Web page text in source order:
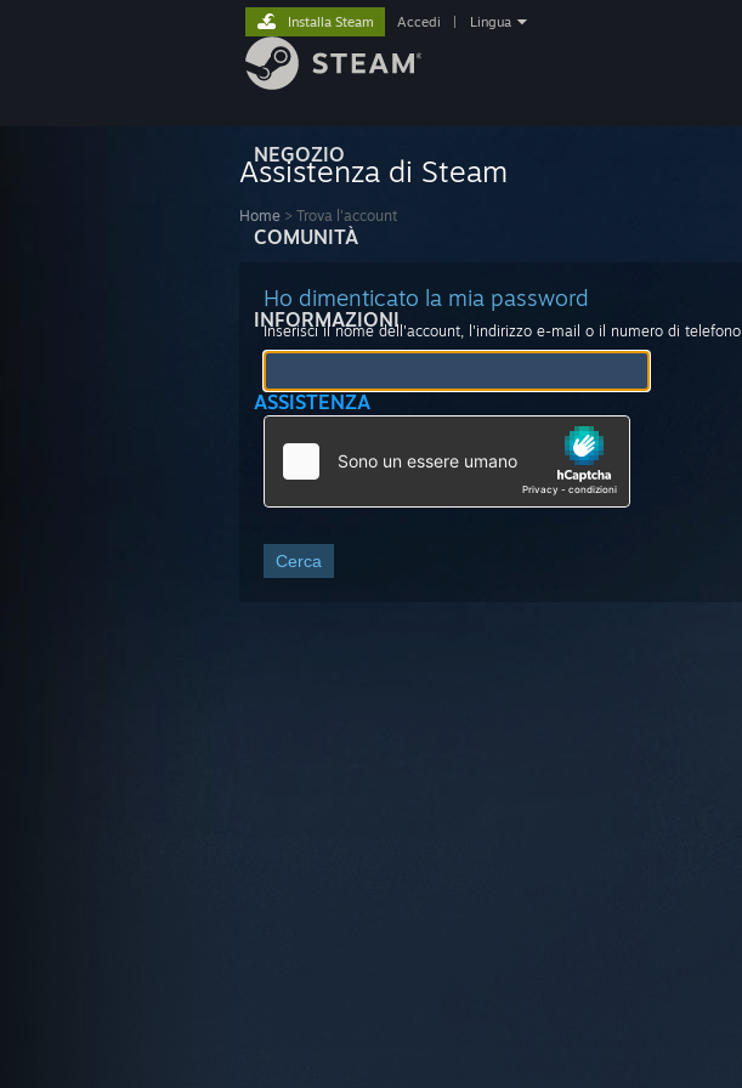
NEGOZIO
COMUNITÀ
INFORMAZIONI
ASSISTENZA
Installa Steam Accedi Lingua
Assistenza di Steam
Home > Trova l'account
Ho dimenticato la mia password
Inserisci il nome dell'account, l'indirizzo e-mail o il numero di telefono